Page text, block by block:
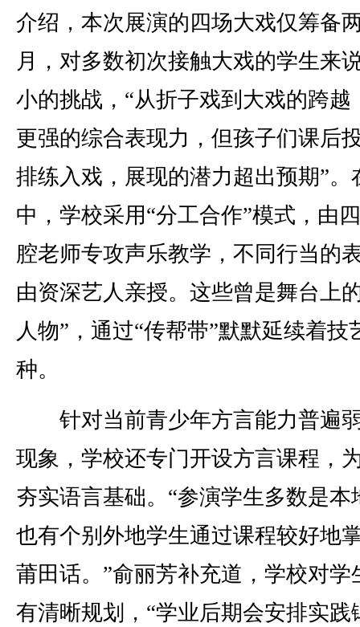
介绍，本次展演的四场大戏仅筹备
月，对多数初次接触大戏的学生来
小的挑战，“从折子戏到大戏的跨越
更强的综合表现力，但孩子们课后
排练入戏，展现的潜力超出预期”。
中，学校采用“分工合作”模式，由
腔老师专攻声乐教学，不同行当的
由资深艺人亲授。这些曾是舞台上
人物”，通过“传帮带”默默延续着技
种。
针对当前青少年方言能力普遍
现象，学校还专门开设方言课程，
夯实语言基础。“参演学生多数是本
也有个别外地学生通过课程较好地
莆田话。”俞丽芳补充道，学校对学
有清晰规划，“学业后期会安排实践